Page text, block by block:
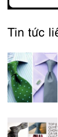
Tin tức